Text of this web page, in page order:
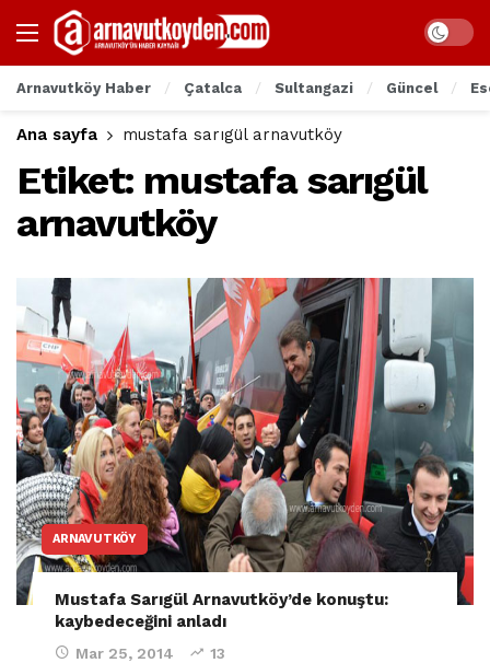
Arnavutköy Haber Çatalca Sultangazi Güncel
Ana sayfa mustafa sarıgül arnavutköy
Etiket: mustafa sarıgül
arnavutköy
ARNAVUTKÖY
Mustafa Sarıgül Arnavutköy’de konuştu:
kaybedeceğini anladı
Mar 25, 2014 13